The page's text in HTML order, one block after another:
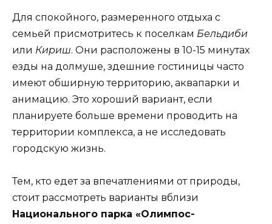
Для спокойного, размеренного отдыха с
семьей присмотритесь к поселкам Бельдиби
или Кириш. Они расположены в 10-15 минутах
езды на долмуше, здешние гостиницы часто
имеют обширную территорию, аквапарки и
анимацию. Это хороший вариант, если
планируете больше времени проводить на
территории комплекса, а не исследовать
городскую жизнь.
Тем, кто едет за впечатлениями от природы,
стоит рассмотреть варианты вблизи
Национального парка «Олимпос-